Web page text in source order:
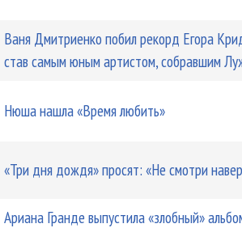
Ваня Дмитриенко побил рекорд Егора
став самым юным артистом, собравшим
Нюша нашла «Время любить»
«Три дня дождя» просят: «Не смотри
Ариана Гранде выпустила «злобный»